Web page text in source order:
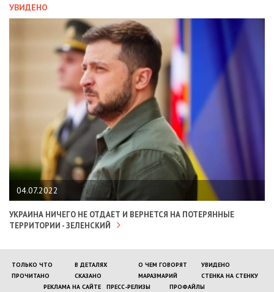
УВИДЕНО
04.07.2022
УКРАИНА НИЧЕГО НЕ ОТДАЕТ И ВЕРНЕТСЯ НА ПОТЕРЯННЫЕ
ТЕРРИТОРИИ - ЗЕЛЕНСКИЙ
ТОЛЬКО ЧТО В ДЕТАЛЯХ О ЧЕМ ГОВОРЯТ
УВИДЕНО
ПРОЧИТАНО
СКАЗАНО МАРАЗМАРИЙ
СТЕНКА НА СТЕНКУ
РЕКЛАМА НА САЙТЕ
ПРЕСС-РЕЛИЗЫ ПРОФАЙЛЫ